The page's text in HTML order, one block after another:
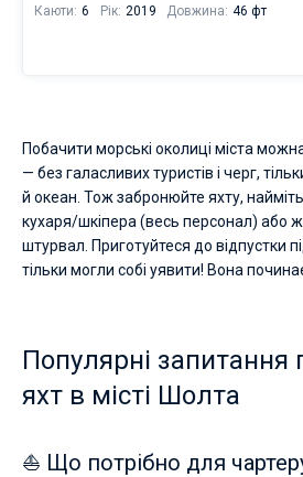
Каюти: 6 Рік: 2019 Довжина: 46 фт
Побачити морські околиці міста
— без галасливих туристів і черг,
й океан. Тож забронюйте яхту,
кухаря/шкіпера (весь персонал) або ж
штурвал. Приготуйтеся до відпустки
тільки могли собі уявити! Вона
Популярні запитання
яхт в місті Шолта
⛵ Що потрібно для